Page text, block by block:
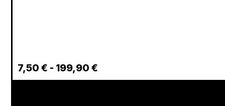
7,50€ - 199,90€